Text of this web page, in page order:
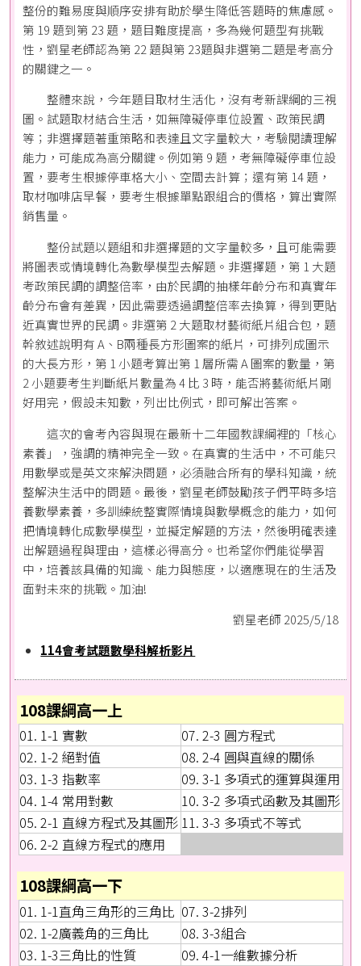
整份的難易度與順序安排有助於學生降低答題時的焦慮感。
第 19 題到第 23 題，題目難度提高，多為幾何題型有挑戰
性，劉星老師認為第 22 題與第 23題與非選第二題是考高分
的關鍵之一。
整體來說，今年題目取材生活化，沒有考新課綱的三視
圖。試題取材結合生活，如無障礙停車位設置、政策民調
等；非選擇題著重策略和表達且文字量較大，考驗閱讀理解
能力，可能成為高分關鍵。例如第 9 題，考無障礙停車位設
置，要考生根據停車格大小、空間去計算；還有第 14 題，
取材咖啡店早餐，要考生根據單點跟組合的價格，算出實際
銷售量。
整份試題以題組和非選擇題的文字量較多，且可能需要
將圖表或情境轉化為數學模型去解題。非選擇題，第 1 大題
考政策民調的調整倍率，由於民調的抽樣年齡分布和真實年
齡分布會有差異，因此需要透過調整倍率去換算，得到更貼
近真實世界的民調。非選第 2 大題取材藝術紙片組合包，題
幹敘述說明有 A、B兩種長方形圖案的紙片，可排列成圖示
的大長方形，第 1 小題考算出第 1 層所需 A 圖案的數量，第
2 小題要考生判斷紙片數量為 4 比 3 時，能否將藝術紙片剛
好用完，假設未知數，列出比例式，即可解出答案。
這次的會考內容與現在最新十二年國教課綱裡的「核心
素養」，強調的精神完全一致。在真實的生活中，不可能只
用數學或是英文來解決問題，必須融合所有的學科知識，統
整解決生活中的問題。最後，劉星老師鼓勵孩子們平時多培
養數學素養，多訓練統整實際情境與數學概念的能力，如何
把情境轉化成數學模型，並擬定解題的方法，然後明確表達
出解題過程與理由，這樣必得高分。也希望你們能從學習
中，培養該具備的知識、能力與態度，以適應現在的生活及
面對未來的挑戰。加油!
劉星老師 2025/5/18
114會考試題數學科解析影片
108課綱高一上
01. 1-1 實數
07. 2-3 圓方程式
02. 1-2 絕對值
08. 2-4 圓與直線的關係
03. 1-3 指數率
09. 3-1 多項式的運算與運用
04. 1-4 常用對數
10. 3-2 多項式函數及其圖形
05. 2-1 直線方程式及其圖形 11. 3-3 多項式不等式
06. 2-2 直線方程式的應用
108課綱高一下
01. 1-1直角三角形的三角比 07. 3-2排列
02. 1-2廣義角的三角比
08. 3-3組合
03. 1-3三角比的性質
09. 4-1一維數據分析